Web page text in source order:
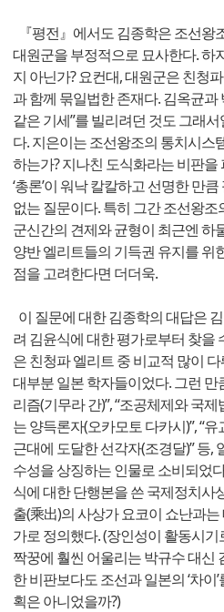
『평전』에서도 김종학은 조선왕
대원군을 부정적으로 묘사한다. 하
지 아닌가? 요컨대, 대원군은 친청
과 함께 묶일법한 존재다. 김옥균과
같은 기세”를 빌리려던 것도 그래
다. 지은이는 조선왕조의 통치시스
하는가? 지나친 도식화라는 비판을
‘총론’이 워낙 칼칼하고 선명한 만
없는 질문이다. 특히 그간 조선왕
군신간의 견제와 균형이 최근엔 하
양반 엘리트들의 기득권 유지를 위
점을 고려한다면 더더욱.
이 질문에 대한 김종학의 대답은
려 김윤식에 대한 평가로부터 찾을
은 친청파 엘리트 중 비교적 많이
대부분 일본 학자들이었다. 그런 만
리즘(기무라 간)”, “조공체제와 국
는 양득론자(오카모토 다카시)”, “
근대에 도달한 선각자(조경달)” 등,
수성을 상징하는 인물로 소비되었
식에 대한 단행본을 쓴 국제정치사
출(乘出)의 사상가 요코이 쇼난과
가로 정의했다. (장인성이 활동시
짝꿍에 훨씬 어울리는 박규수 대신
한 비판보다도 조선과 일본의 ‘차이
획은 아니었을까?)